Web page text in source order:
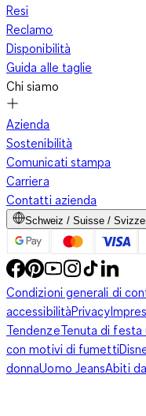
Resi
Reclamo
Disponibilità
Guida alle taglie
Chi siamo
Azienda
Sostenibilità
Comunicati stampa
Carriera
Contatti azienda
Schweiz / Suisse /
Condizioni generali di
accessibilitàPrivacy
TendenzeTenuta di
con motivi di fumetti
donnaUomo JeansAbiti